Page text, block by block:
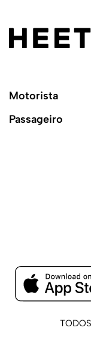
Motorista
Passageiro